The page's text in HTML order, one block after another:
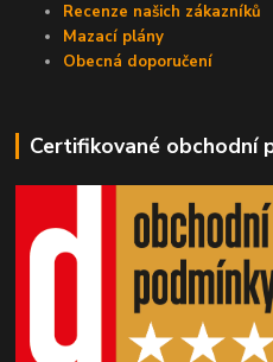
Recenze našich zákazníků
Mazací plány
Obecná doporučení
Certifikované obchodní